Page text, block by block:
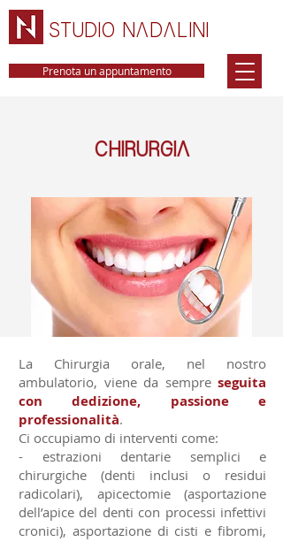
Prenota un appuntamento
STUDIO NADALINI
CHIRURGIA
La Chirurgia orale, nel nostro
ambulatorio, viene da sempre seguita
con dedizione, passione e
professionalità.
Ci occupiamo di interventi come:
- estrazioni dentarie semplici e
chirurgiche (denti inclusi o residui
radicolari), apicectomie (asportazione
dell’apice del denti con processi infettivi
cronici), asportazione di cisti e fibromi,